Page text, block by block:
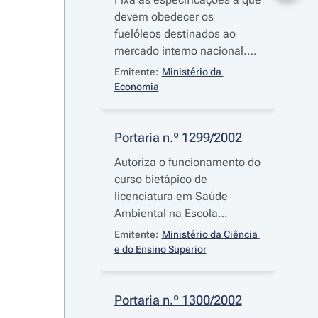
devem obedecer os
fuelóleos destinados ao
mercado interno nacional.
Revoga aPortaria n.º
406/96, de 22 de Agosto
Emitente: Ministério da
Economia
Portaria n.º 1299/2002
Autoriza o funcionamento do
curso bietápico de
licenciatura em Saúde
Ambiental na Escola
Superior de Saúde Jean
Piaget do Nordeste e aprova
Emitente: Ministério da Ciência
e do Ensino Superior
Portaria n.º 1300/2002